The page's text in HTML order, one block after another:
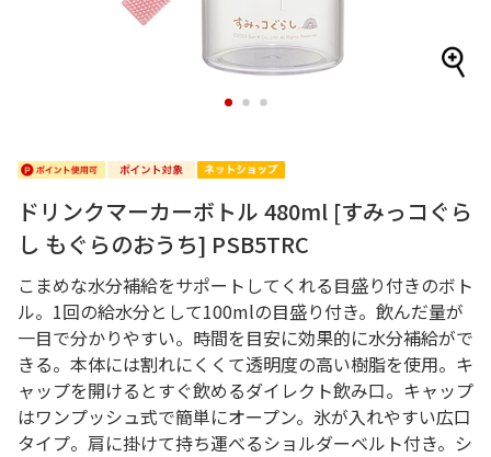
1 2 3
ドリンクマーカーボトル 480ml [すみっコぐら
し もぐらのおうち] PSB5TRC
こまめな水分補給をサポートしてくれる目盛り付きのボト
ル。1回の給水分として100mlの目盛り付き。飲んだ量が
一目で分かりやすい。時間を目安に効果的に水分補給がで
きる。本体には割れにくくて透明度の高い樹脂を使用。キ
ャップを開けるとすぐ飲めるダイレクト飲み口。キャップ
はワンプッシュ式で簡単にオープン。氷が入れやすい広口
タイプ。肩に掛けて持ち運べるショルダーベルト付き。シ